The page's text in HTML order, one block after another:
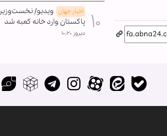
اخبار جهان ویدیو/ نخست‌وزیر
پاکستان وارد خانه کعبه شد
دیروز ۱۰:۲۰